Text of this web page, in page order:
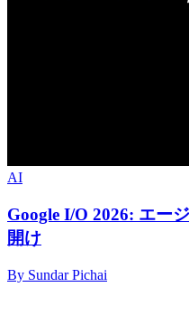
AI
Google I/O 2026: エー
開け
By Sundar Pichai